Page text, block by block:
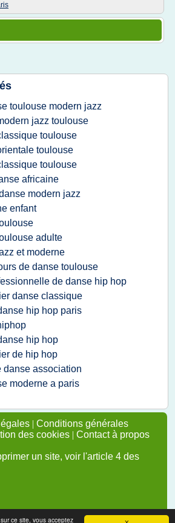
ce site, vous acceptez
toulouse modern jazz
jazz toulouse
toulouse
toulouse
toulouse
africaine
modern jazz
enfant
adulte
et moderne
de danse toulouse
de danse hip hop
danse classique
hip hop paris
hip hop
de hip hop
danse association
moderne a paris
| Conditions générales
des cookies | Contact à propos
un site, voir l'article 4 des